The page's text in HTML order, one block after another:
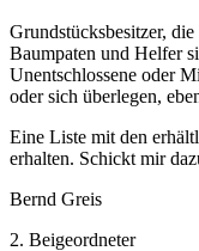
Grundstücksbesitzer,
Baumpaten und Helfer
Unentschlossene oder
oder sich überlegen,
Eine Liste mit den
erhalten. Schickt mir
Bernd Greis
2. Beigeordneter